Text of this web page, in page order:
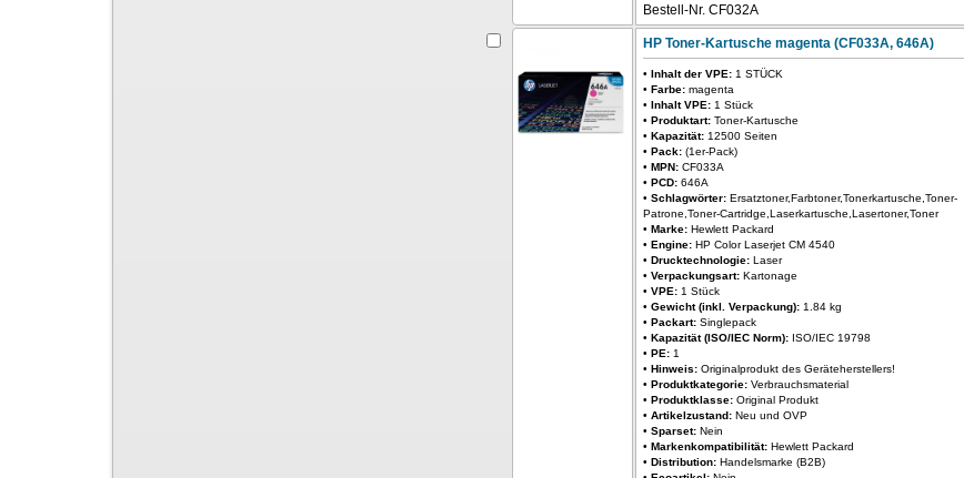
Bestell-Nr. CF032A
HP Toner-Kartusche magenta (CF033A, 646A)
• Inhalt der VPE: 1 STÜCK
• Farbe: magenta
• Inhalt VPE: 1 Stück
• Produktart: Toner-Kartusche
• Kapazität: 12500 Seiten
• Pack: (1er-Pack)
• MPN: CF033A
• PCD: 646A
• Schlagwörter: Ersatztoner,Farbtoner,Tonerkartusche,Toner-
Patrone,Toner-Cartridge,Laserkartusche,Lasertoner,Toner
• Marke: Hewlett Packard
• Engine: HP Color Laserjet CM 4540
• Drucktechnologie: Laser
• Verpackungsart: Kartonage
• VPE: 1 Stück
• Gewicht (inkl. Verpackung): 1.84 kg
• Packart: Singlepack
• Kapazität (ISO/IEC Norm): ISO/IEC 19798
• PE: 1
• Hinweis: Originalprodukt des Geräteherstellers!
• Produktkategorie: Verbrauchsmaterial
• Produktklasse: Original Produkt
• Artikelzustand: Neu und OVP
• Sparset: Nein
• Markenkompatibilität: Hewlett Packard
• Distribution: Handelsmarke (B2B)